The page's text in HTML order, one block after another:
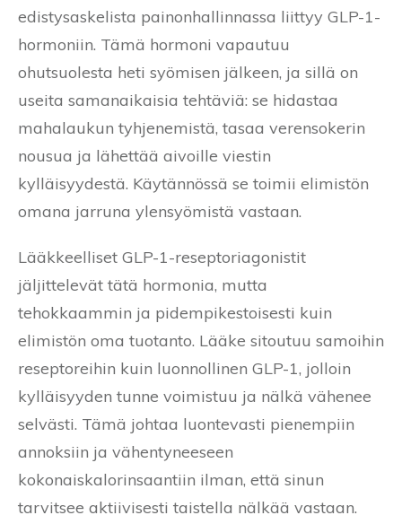
edistysaskelista painonhallinnassa liittyy GLP-1-
hormoniin. Tämä hormoni vapautuu
ohutsuolesta heti syömisen jälkeen, ja sillä on
useita samanaikaisia tehtäviä: se hidastaa
mahalaukun tyhjenemistä, tasaa verensokerin
nousua ja lähettää aivoille viestin
kylläisyydestä. Käytännössä se toimii elimistön
omana jarruna ylensyömistä vastaan.
Lääkkeelliset GLP-1-reseptoriagonistit
jäljittelevät tätä hormonia, mutta
tehokkaammin ja pidempikestoisesti kuin
elimistön oma tuotanto. Lääke sitoutuu samoihin
reseptoreihin kuin luonnollinen GLP-1, jolloin
kylläisyyden tunne voimistuu ja nälkä vähenee
selvästi. Tämä johtaa luontevasti pienempiin
annoksiin ja vähentyneeseen
kokonaiskalorinsaantiin ilman, että sinun
tarvitsee aktiivisesti taistella nälkää vastaan.